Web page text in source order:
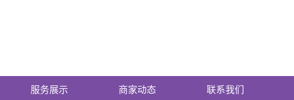
服务展示 商家动态 联系我们